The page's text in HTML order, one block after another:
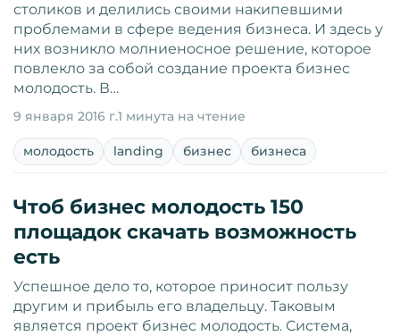
столиков и делились своими накипевшими
проблемами в сфере ведения бизнеса. И здесь у
них возникло молниеносное решение, которое
повлекло за собой создание проекта бизнес
молодость. В…
9 января 2016 г.1 минута на чтение
молодость landing бизнес бизнеса
Чтоб бизнес молодость 150
площадок скачать возможность
есть
Успешное дело то, которое приносит пользу
другим и прибыль его владельцу. Таковым
является проект бизнес молодость. Система,